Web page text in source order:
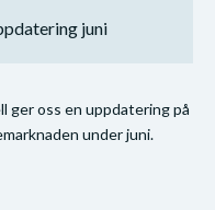
juni
ger oss en uppdatering på
under juni.